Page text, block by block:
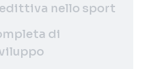
nello sport
di